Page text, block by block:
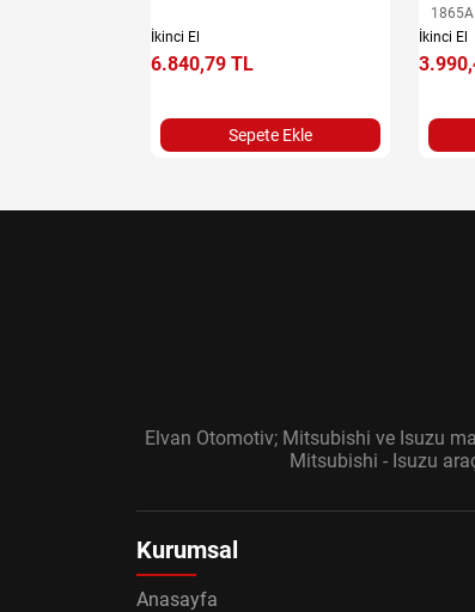
İkinci El
6.840,79 TL
Sepete Ekle
İkinci El
Elvan Otomotiv; Mitsubishi ve Isuzu
Mitsubishi - Isuzu
Kurumsal
Anasayfa